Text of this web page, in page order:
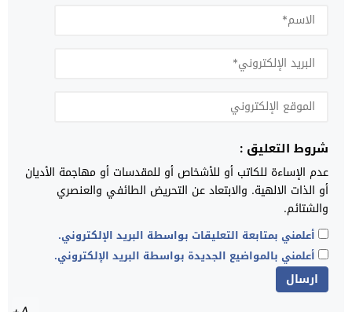
شروط التعليق :
عدم الإساءة للكاتب أو للأشخاص أو للمقدسات أو مهاجمة الأديان
أو الذات الالهية. والابتعاد عن التحريض الطائفي والعنصري
والشتائم.
أعلمني بمتابعة التعليقات بواسطة البريد الإلكتروني.
أعلمني بالمواضيع الجديدة بواسطة البريد الإلكتروني.